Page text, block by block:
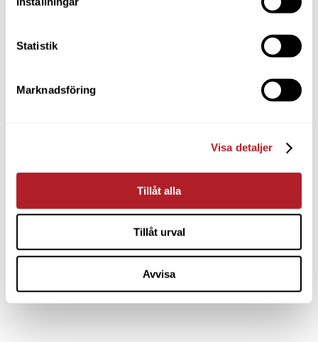
Statistik
Marknadsföring
Visa detaljer
Tillåt alla
Tillåt urval
Avvisa